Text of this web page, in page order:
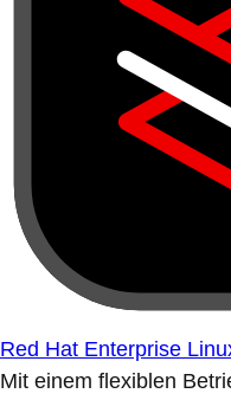
Red Hat Enterprise
Mit einem flexiblen